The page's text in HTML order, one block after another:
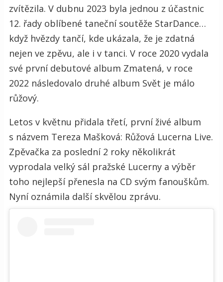
zvítězila. V dubnu 2023 byla jednou z účastnic
12. řady oblíbené taneční soutěže StarDance…
když hvězdy tančí, kde ukázala, že je zdatná
nejen ve zpěvu, ale i v tanci. V roce 2020 vydala
své první debutové album Zmatená, v roce
2022 následovalo druhé album Svět je málo
růžový.
Letos v květnu přidala třetí, první živé album
s názvem Tereza Mašková: Růžová Lucerna Live.
Zpěvačka za poslední 2 roky několikrát
vyprodala velký sál pražské Lucerny a výběr
toho nejlepší přenesla na CD svým fanouškům.
Nyní oznámila další skvělou zprávu.